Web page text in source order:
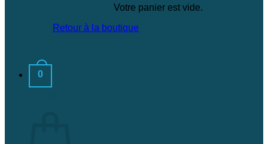
Votre panier est vide.
Retour à la boutique
0